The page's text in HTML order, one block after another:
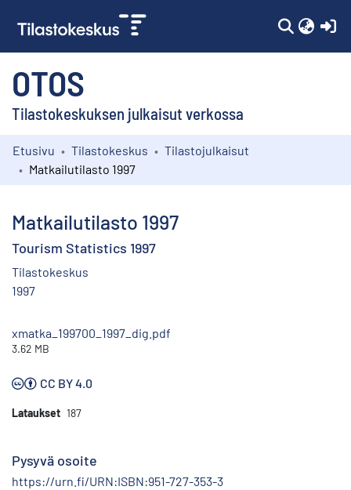
OTOS
Tilastokeskuksen julkaisut verkossa
Kokoelmat
Etusivu Tilastokeskus
Tilastojulkaisut
Matkailutilasto 1997
Matkailutilasto 1997
Tourism Statistics 1997
Tilastokeskus
1997
xmatka_199700_1997_dig.pdf
3.62 MB
CC BY 4.0
Lataukset 187
Pysyvä osoite
https://urn.fi/URN:ISBN:951-727-353-3